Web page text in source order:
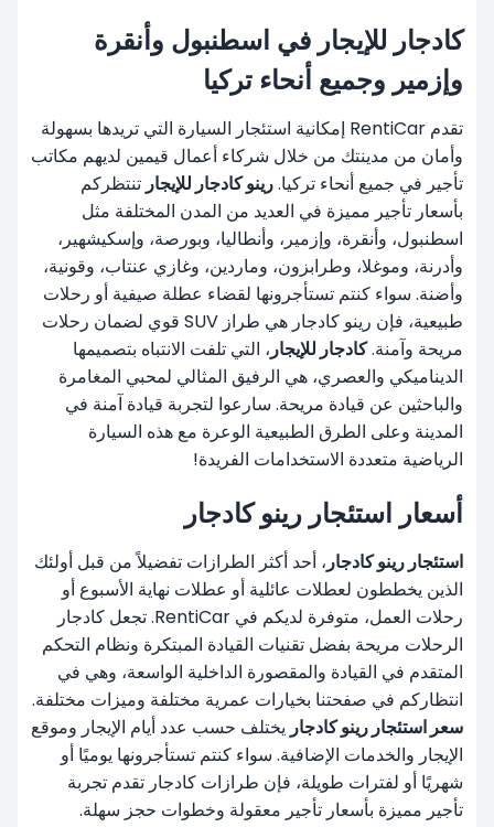
كادجار للإيجار في اسطنبول وأنقرة
وإزمير وجميع أنحاء تركيا
تقدم RentiCar إمكانية استئجار السيارة التي تريدها بسهولة
وأمان من مدينتك من خلال شركاء أعمال قيمين لديهم مكاتب
تأجير في جميع أنحاء تركيا.رينو كادجار للإيجار تنتظركم
بأسعار تأجير مميزة في العديد من المدن المختلفة مثل
اسطنبول، وأنقرة، وإزمير، وأنطاليا، وبورصة، وإسكيشهير،
وأدرنة، وموغلا، وطرابزون، وماردين، وغازي عنتاب، وقونية،
وأضنة. سواء كنتم تستأجرونها لقضاء عطلة صيفية أو رحلات
طبيعية، فإن رينو كادجار هي طراز SUV قوي لضمان رحلات
مريحة وآمنة.كادجار للإيجار، التي تلفت الانتباه بتصميمها
الديناميكي والعصري، هي الرفيق المثالي لمحبي المغامرة
والباحثين عن قيادة مريحة. سارعوا لتجربة قيادة آمنة في
المدينة وعلى الطرق الطبيعية الوعرة مع هذه السيارة
الرياضية متعددة الاستخدامات الفريدة!
أسعار استئجار رينو كادجار
استئجار رينو كادجار، أحد أكثر الطرازات تفضيلاً من قبل أولئك
الذين يخططون لعطلات عائلية أو عطلات نهاية الأسبوع أو
رحلات العمل، متوفرة لديكم في RentiCar. تجعل كادجار
الرحلات مريحة بفضل تقنيات القيادة المبتكرة ونظام التحكم
المتقدم في القيادة والمقصورة الداخلية الواسعة، وهي في
انتظاركم في صفحتنا بخيارات عمرية مختلفة وميزات مختلفة.
سعر استئجار رينو كادجار يختلف حسب عدد أيام الإيجار وموقع
الإيجار والخدمات الإضافية. سواء كنتم تستأجرونها يوميًا أو
شهريًا أو لفترات طويلة، فإن طرازات كادجار تقدم تجربة
تأجير مميزة بأسعار تأجير معقولة وخطوات حجز سهلة.